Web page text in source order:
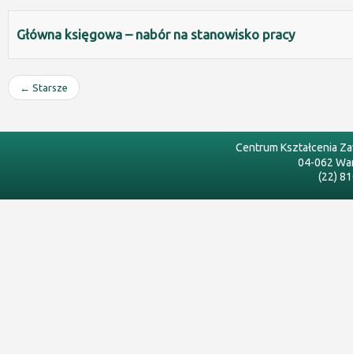
Główna księgowa – nabór na stanowisko pracy
← Starsze
Centrum Kształcenia
04-062
(22)